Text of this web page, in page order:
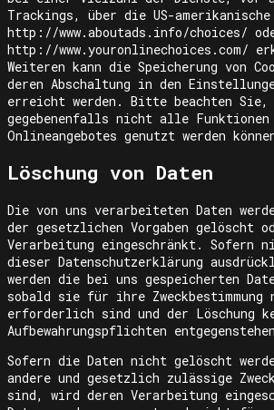
Trackings, über die US-
http://www.aboutads.info/choices/
http://www.youronlinechoices.com/
Weiteren kann die Speicherung von
deren Abschaltung in den
erreicht werden. Bitte beachten Sie,
gegebenenfalls nicht alle Funktionen
Onlineangebotes genutzt werden
Löschung von Daten
Die von uns verarbeiteten Daten
der gesetzlichen Vorgaben gelöscht
Verarbeitung eingeschränkt. Sofern
dieser Datenschutzerklärung
werden die bei uns gespeicherten
sobald sie für ihre Zweckbestimmung
erforderlich sind und der Löschung
Aufbewahrungspflichten
Sofern die Daten nicht gelöscht
andere und gesetzlich zulässige
sind, wird deren Verarbeitung